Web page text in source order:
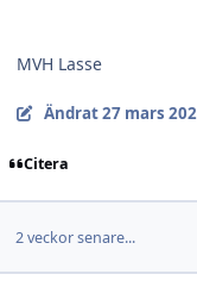
MVH Lasse
Ändrat27 mars
Citera
2 veckor senare...